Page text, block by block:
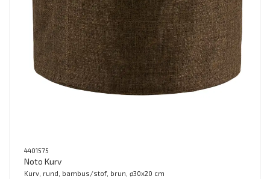
4401575
Noto Kurv
Kurv, rund, bambus/stof, brun, ø30x20 cm